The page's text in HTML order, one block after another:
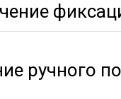
ручного